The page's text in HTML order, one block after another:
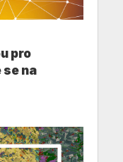
pro
se na